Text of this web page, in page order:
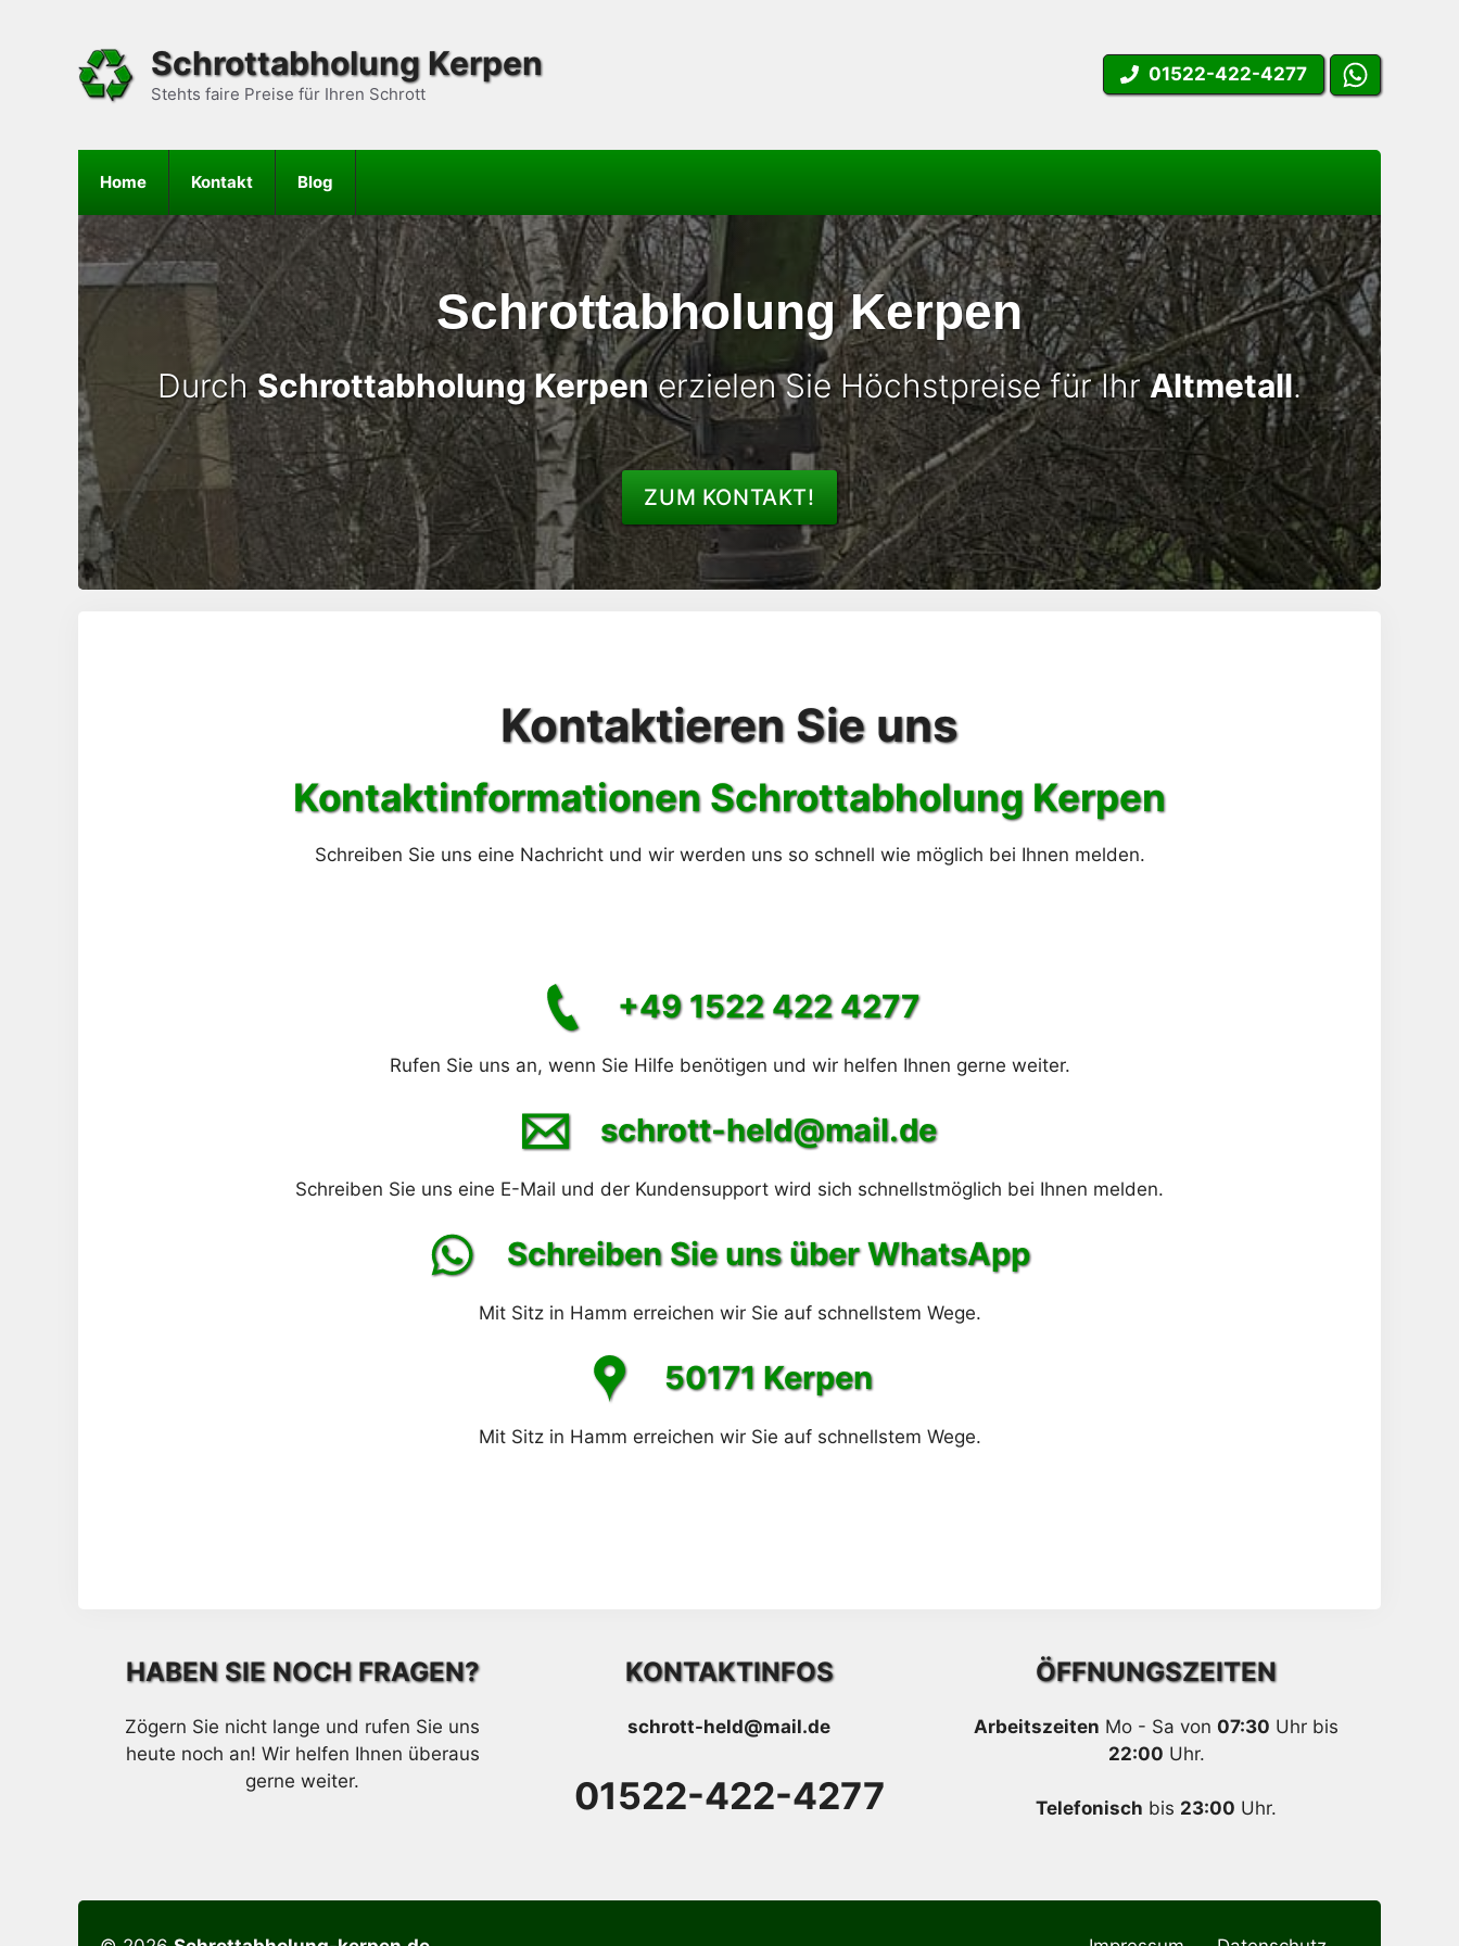
Schrottabholung Kerpen
Stehts faire Preise für Ihren Schrott
01522-422-4277
Home Kontakt Blog
Schrottabholung Kerpen
DurchSchrottabholung Kerpenerzielen Sie Höchstpreise für IhrAltmetall.
ZUM KONTAKT!
Kontaktieren Sie uns
Kontaktinformationen Schrottabholung Kerpen
Schreiben Sie uns eine Nachricht und wir werden uns so schnell wie möglich bei Ihnen melden.
+49 1522 422 4277
Rufen Sie uns an, wenn Sie Hilfe benötigen und wir helfen Ihnen gerne weiter.
schrott-held@mail.de
Schreiben Sie uns eine E-Mail und der Kundensupport wird sich schnellstmöglich bei Ihnen melden.
Schreiben Sie uns über WhatsApp
Mit Sitz in Hamm erreichen wir Sie auf schnellstem Wege.
50171 Kerpen
Mit Sitz in Hamm erreichen wir Sie auf schnellstem Wege.
HABEN SIE NOCH FRAGEN?
Zögern Sie nicht lange und rufen Sie uns
heute noch an! Wir helfen Ihnen überaus
gerne weiter.
KONTAKTINFOS
schrott-held@mail.de
01522-422-4277
ÖFFNUNGSZEITEN
Arbeitszeiten Mo - Sa von07:30 Uhr bis
22:00 Uhr.
Telefonisch bis 23:00 Uhr.